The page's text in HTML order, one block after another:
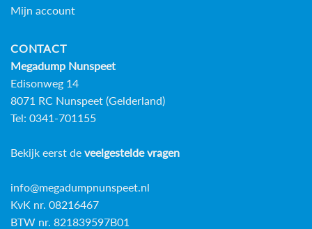
Mijn account
CONTACT
Megadump Nunspeet
Edisonweg 14
8071 RC Nunspeet (Gelderland)
Tel: 0341-701155
Bekijk eerst de veelgestelde vragen
info@megadumpnunspeet.nl
KvK nr. 08216467
BTW nr. 821839597B01